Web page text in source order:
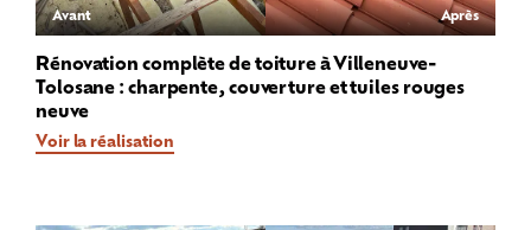
Avant Après
Rénovation complète de toiture à Villeneuve-
Tolosane : charpente, couverture et tuiles rouges
neuve
Voir la réalisation